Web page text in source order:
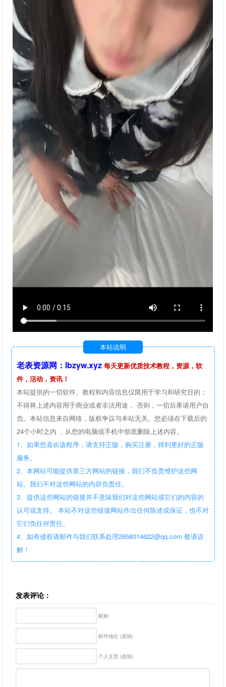
本站说明
老表资源网：lbzyw.xyz 每天更新优质技术教程，资源，软
件，活动，资讯！
本站提供的一切软件、教程和内容信息仅限用于学习和研究目的；
不得将上述内容用于商业或者非法用途， 否则，一切后果请用户自
负。本站信息来自网络，版权争议与本站无关。您必须在下载后的
24个小时之内 ，从您的电脑或手机中彻底删除上述内容。
1、如果您喜欢该程序，请支持正版，购买注册，得到更好的正版
服务。
2、本网站可能提供第三方网站的链接，我们不负责维护这些网
站。我们不对这些网站的内容负责任。
3、提供这些网站的链接并不意味我们对这些网站或它们的内容的
认可或支持。 本站不对这些链接网站作出任何陈述或保证，也不对
它们负任何责任。
4、如有侵权请邮件与我们联系处理2658014622@qq.com 敬请谅
解！
发表评论：
昵称
邮件地址 (选填)
个人主页 (选填)